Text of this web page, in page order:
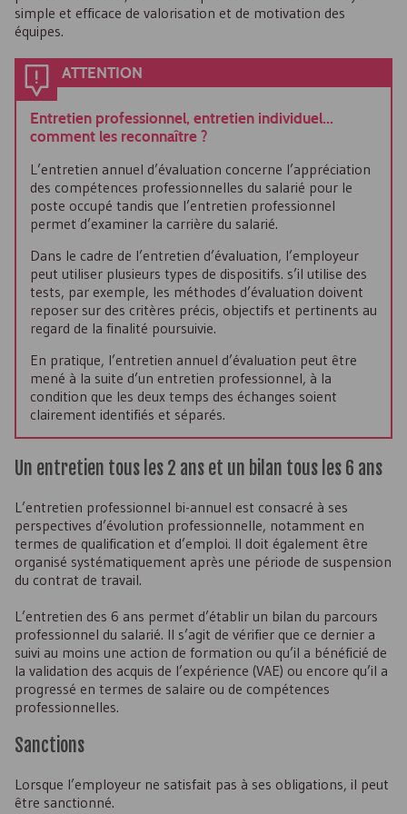
simple et efficace de valorisation et de motivation des
équipes.
ATTENTION
Entretien professionnel, entretien individuel…
comment les reconnaître ?
L’entretien annuel d’évaluation concerne l’appréciation
des compétences professionnelles du salarié pour le
poste occupé tandis que l’entretien professionnel
permet d’examiner la carrière du salarié.
Dans le cadre de l’entretien d’évaluation, l’employeur
peut utiliser plusieurs types de dispositifs. s’il utilise des
tests, par exemple, les méthodes d’évaluation doivent
reposer sur des critères précis, objectifs et pertinents au
regard de la finalité poursuivie.
En pratique, l’entretien annuel d’évaluation peut être
mené à la suite d’un entretien professionnel, à la
condition que les deux temps des échanges soient
clairement identifiés et séparés.
Un entretien tous les 2 ans et un bilan tous les 6 ans
L’entretien professionnel bi-annuel est consacré à ses
perspectives d’évolution professionnelle, notamment en
termes de qualification et d’emploi. Il doit également être
organisé systématiquement après une période de suspension
du contrat de travail.
L’entretien des 6 ans permet d’établir un bilan du parcours
professionnel du salarié. Il s’agit de vérifier que ce dernier a
suivi au moins une action de formation ou qu’il a bénéficié de
la validation des acquis de l’expérience (VAE) ou encore qu’il a
progressé en termes de salaire ou de compétences
professionnelles.
Sanctions
Lorsque l’employeur ne satisfait pas à ses obligations, il peut
être sanctionné.